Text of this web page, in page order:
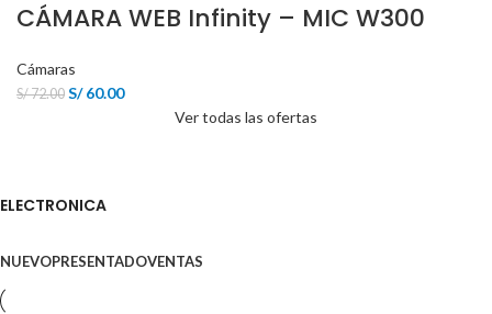
CÁMARA WEB Infinity – MIC W300
Cámaras
S/72.00 S/60.00
Ver todas las ofertas
ELECTRONICA
NUEVOPRESENTADOVENTAS